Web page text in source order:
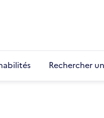
Rechercher